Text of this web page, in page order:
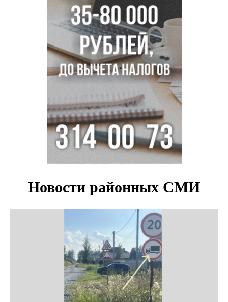
Начался настоящий сезон: новосибирцы ведрами
собирают белый гриб